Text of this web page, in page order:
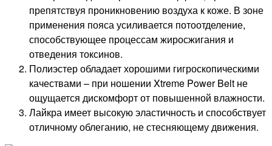
препятствуя проникновению воздуха к коже. В зоне
применения пояса усиливается потоотделение,
способствующее процессам жиросжигания и
отведения токсинов.
Полиэстер обладает хорошими гигроскопическими
качествами – при ношении Xtreme Power Belt не
ощущается дискомфорт от повышенной влажности.
Лайкра имеет высокую эластичность и способствует
отличному облеганию, не стесняющему движения.